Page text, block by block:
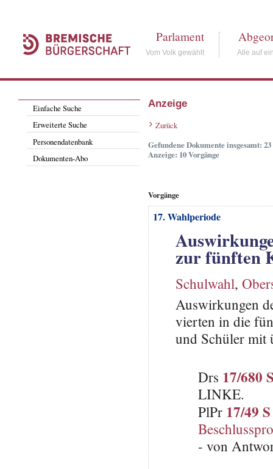
Parlament
Vom Volk gewählt Alle auf
Einfache Suche
Erweiterte Suche
Personendatenbank
Dokumenten-Abo
Anzeige
Zurück
Gefundene Dokumente insgesamt: 23
Anzeige: 10 Vorgänge
Vorgänge
17. Wahlperiode
zur fünften
Schulwahl,
Auswirkungen
vierten in die
und Schüler mit
Drs 17/680
LINKE.
PlPr 17/49 S
- von